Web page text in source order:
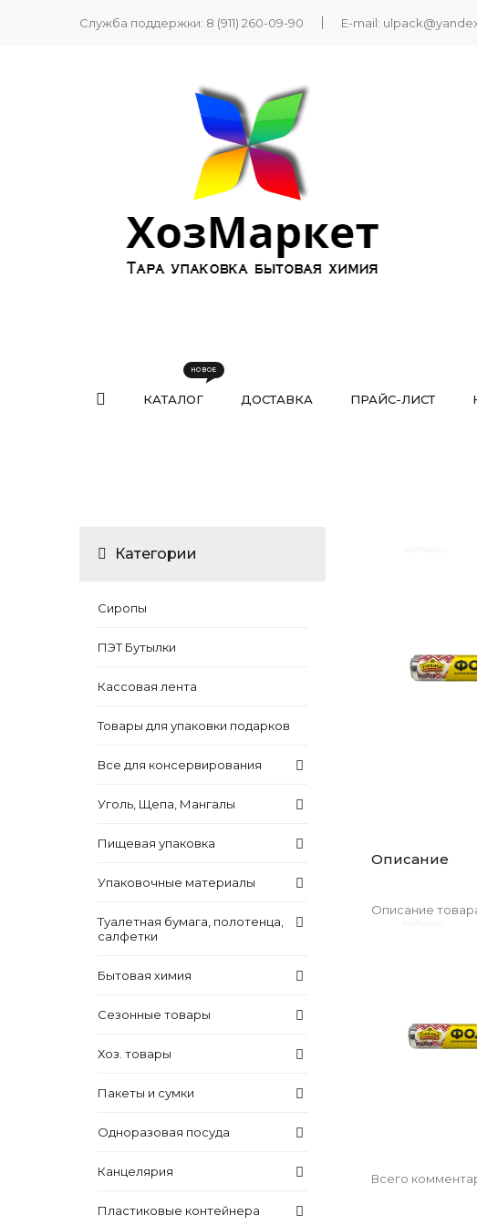
Служба поддержки: 8 (911) 260-09-90 E-mail:
КАТАЛОГ ДОСТАВКА ПРАЙС-ЛИСТ
Описание
Описание
Всего
Категории
Сиропы
ПЭТ Бутылки
Кассовая лента
Товары для упаковки подарков
Все для консервирования
Уголь, Щепа, Мангалы
Пищевая упаковка
Упаковочные материалы
Туалетная бумага, полотенца,
салфетки
Бытовая химия
Сезонные товары
Хоз. товары
Пакеты и сумки
Одноразовая посуда
Канцелярия
Пластиковые контейнера